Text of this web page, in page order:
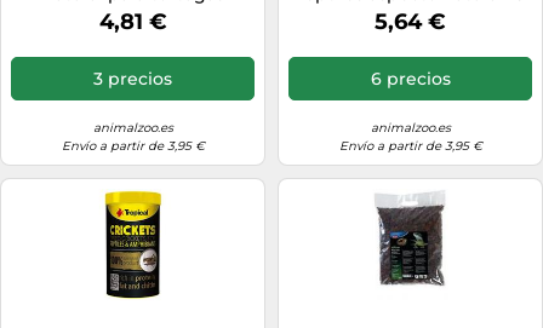
acuáticas, 250 ml
4,81 €
3 precios
animalzoo.es
Envío a partir de 3,95 €
cm
5,64 €
6 precios
animalzoo.es
Envío a partir de 3,95 €